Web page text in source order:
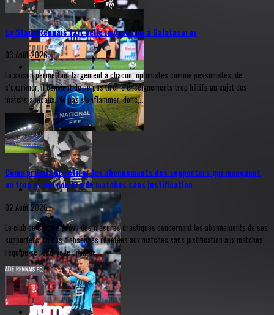
Le Stade Rennais fait belle impression à Galatasaray
03 Août 2026
La saison permettant largement à chacun, optimistes comme pessimistes, de
s’exprimer, il convient de ne pas tirer d’enseignements trop hâtifs au sujet des
matchs amicaux. Ne pas s’enflammer, donc,...
Côme prévoit de retirer les abonnements des supporters qui manquent
un trop grand nombre de matches sans justification
02 Août 2026
Le club de Côme a prévu des mesures drastiques concernant les abonnements de ses
supporters. En cas d'absences répétées aux matches sans justification aux matches,
l'équipe se réserve le droit de...